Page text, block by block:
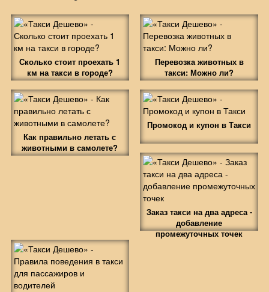
Сколько стоит проехать 1
км на такси в городе?
Перевозка животных в
такси: Можно ли?
Как правильно летать с
животными в самолете?
Промокод и купон в Такси
Заказ такси на два адреса -
добавление
промежуточных точек